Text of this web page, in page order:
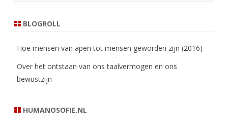
BLOGROLL
Hoe mensen van apen tot mensen geworden zijn (2016)
Over het ontstaan van ons taalvermogen en ons
bewustzijn
HUMANOSOFIE.NL